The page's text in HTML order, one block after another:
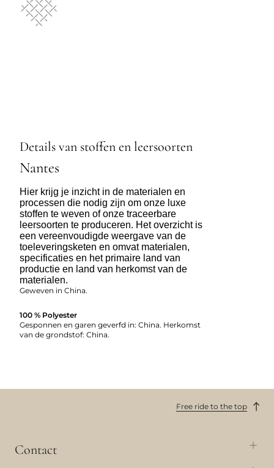
Details van stoffen en leersoorten
Nantes
Hier krijg je inzicht in de materialen en
processen die nodig zijn om onze luxe
stoffen te weven of onze traceerbare
leersoorten te produceren. Het overzicht is
een vereenvoudigde weergave van de
toeleveringsketen en omvat materialen,
specificaties en het primaire land van
productie en land van herkomst van de
materialen.
Geweven in China.
100 % Polyester
Gesponnen en garen geverfd in: China. Herkomst
van de grondstof: China.
Free ride to the top
Contact